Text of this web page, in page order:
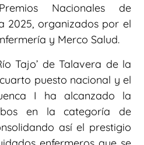
Nacionales de
2025, organizados por el
y Merco Salud.
Tajo’ de Talavera de la
puesto nacional y el
I ha alcanzado la
en la categoría de
así el prestigio